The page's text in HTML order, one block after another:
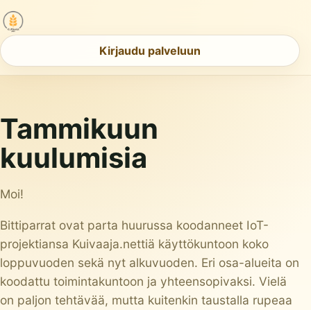
Kirjaudu palveluun
Tammikuun
kuulumisia
Moi!
Bittiparrat ovat parta huurussa koodanneet IoT-
projektiansa Kuivaaja.nettiä käyttökuntoon koko
loppuvuoden sekä nyt alkuvuoden. Eri osa-alueita on
koodattu toimintakuntoon ja yhteensopivaksi. Vielä
on paljon tehtävää, mutta kuitenkin taustalla rupeaa